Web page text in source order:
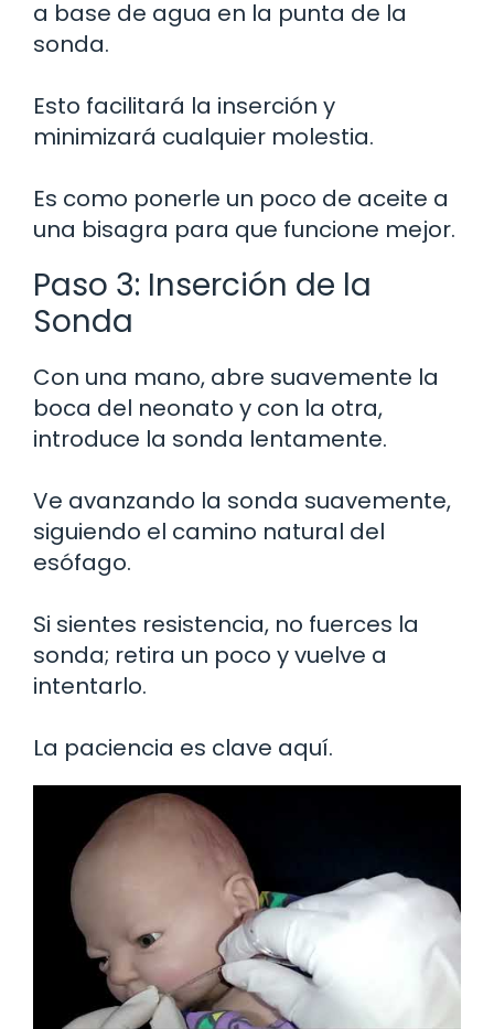
a base de agua en la punta de la
sonda.
Esto facilitará la inserción y
minimizará cualquier molestia.
Es como ponerle un poco de aceite a
una bisagra para que funcione mejor.
Paso 3: Inserción de la
Sonda
Con una mano, abre suavemente la
boca del neonato y con la otra,
introduce la sonda lentamente.
Ve avanzando la sonda suavemente,
siguiendo el camino natural del
esófago.
Si sientes resistencia, no fuerces la
sonda; retira un poco y vuelve a
intentarlo.
La paciencia es clave aquí.